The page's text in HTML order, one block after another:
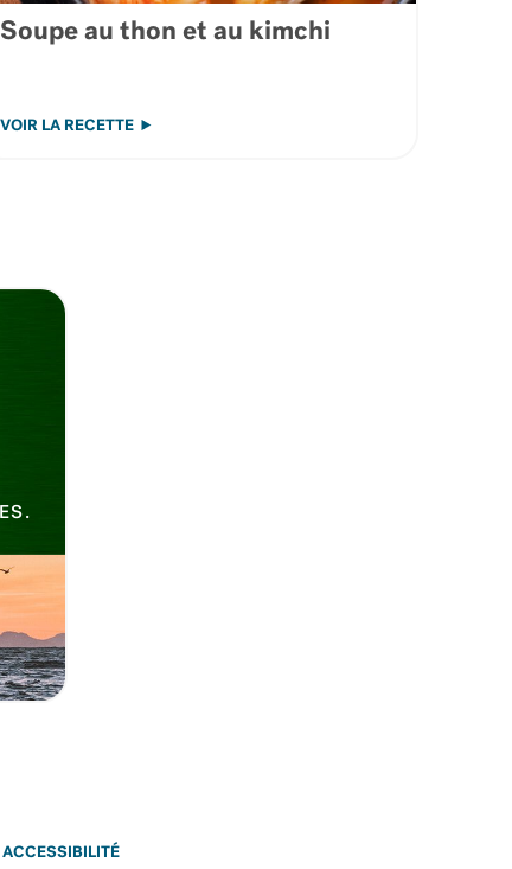
Soupe au thon et au kimchi
VOIR LA RECETTE
ACCESSIBILITÉ